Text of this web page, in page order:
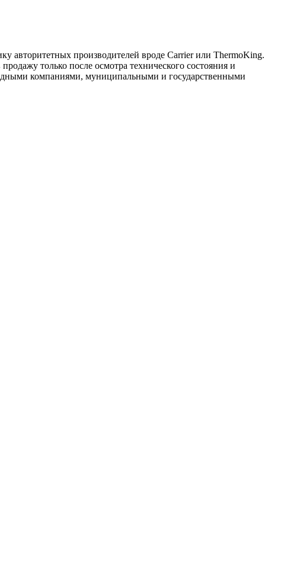
авторитетных производителей вроде Carrier или ThermoKing.
только после осмотра технического состояния и
компаниями, муниципальными и государственными